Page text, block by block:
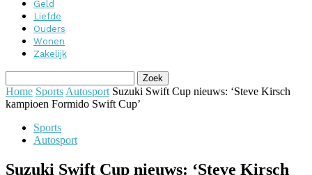
Geld
Liefde
Ouders
Wonen
Zakelijk
Home Sports Autosport Suzuki Swift Cup nieuws: ‘Steve Kirsch
kampioen Formido Swift Cup’
Sports
Autosport
Suzuki Swift Cup nieuws: ‘Steve Kirsch